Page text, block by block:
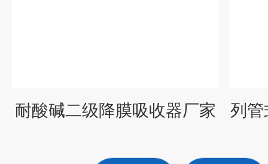
耐酸碱二级降膜吸收器厂家